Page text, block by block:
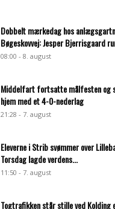
Dobbelt mærkedag hos
Bøgeskovvej: Jesper Bjerrisgaard
08:00 - 8. august
Middelfart fortsatte målfesten og
hjem med et 4-0-nederlag
21:28 - 7. august
Eleverne i Strib svømmer over
Torsdag lagde verdens...
11:50 - 7. august
Togtrafikken står stille ved